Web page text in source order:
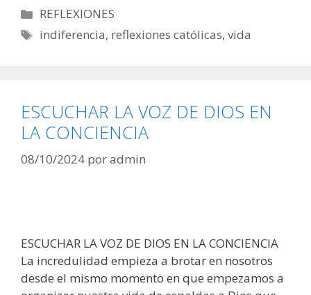
Categorías
REFLEXIONES
Etiquetas
indiferencia, reflexiones católicas,vida
ESCUCHAR LA VOZ DE DIOS EN
LA CONCIENCIA
08/10/2024 poradmin
ESCUCHAR LA VOZ DE DIOS EN LA CONCIENCIA
La incredulidad empieza a brotar en nosotros
desde el mismo momento en que empezamos a